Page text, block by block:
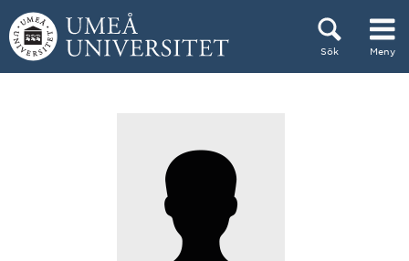
Hoppa direkt till innehållet
Sök Meny